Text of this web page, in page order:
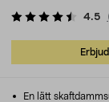
4.5 (
En lätt